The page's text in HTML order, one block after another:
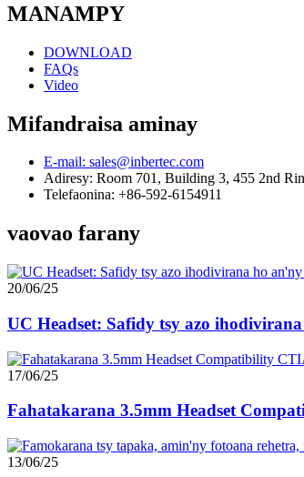
MANAMPY
DOWNLOAD
FAQs
Video
Mifandraisa aminay
E-mail: sales@inbertec.com
Adiresy: Room 701, Building 3, 455 2nd
Telefaonina: +86-592-6154911
vaovao farany
20/06/25
UC Headset: Safidy tsy azo
17/06/25
Fahatakarana 3.5mm Headset
13/06/25